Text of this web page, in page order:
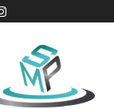
Sremskomitrovački
portal